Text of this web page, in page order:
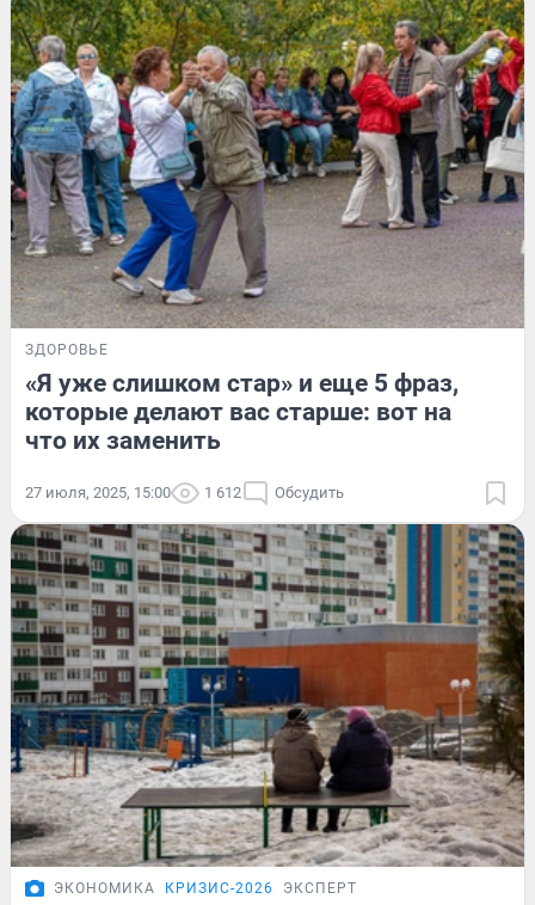
ЗДОРОВЬЕ
«Я уже слишком стар» и еще 5 фраз,
которые делают вас старше: вот на
что их заменить
27 июля, 2025, 15:00 1 612 Обсудить
ЭКОНОМИКА КРИЗИС-2026 ЭКСПЕРТ